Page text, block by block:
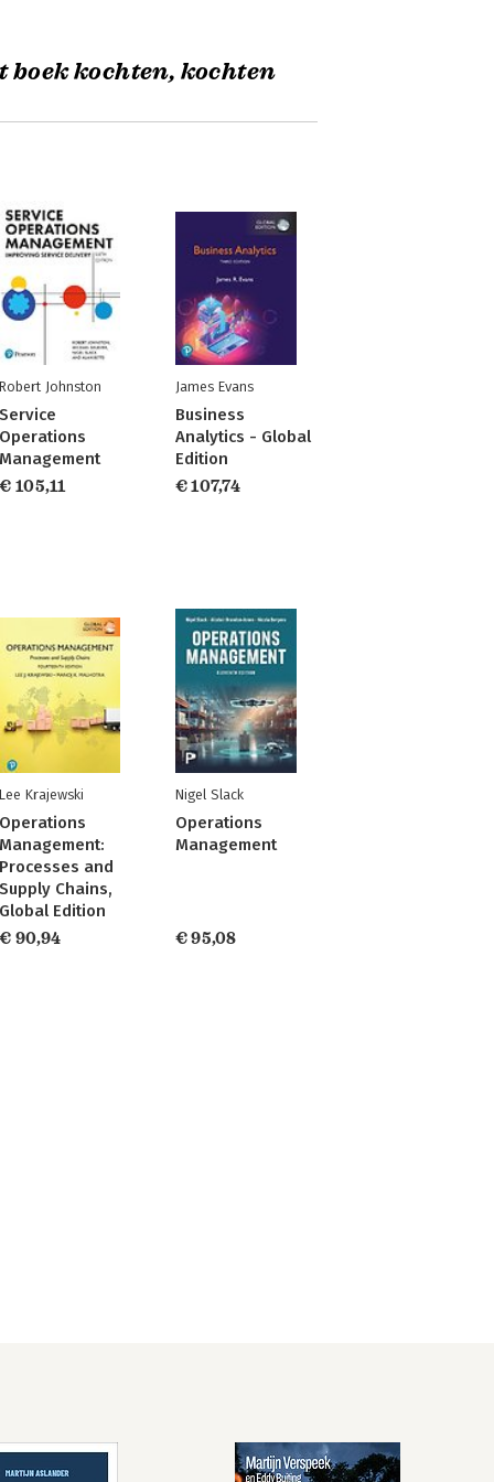
boek kochten, kochten
Robert Johnston
Service
Operations
Management
€ 105,11
James Evans
Business
Analytics - Global
Edition
€ 107,74
Lee Krajewski
Operations
Management:
Processes and
Supply Chains,
Global Edition
€ 90,94
Nigel Slack
Operations
Management
€ 95,08